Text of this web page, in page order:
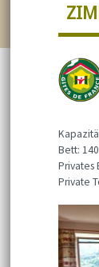
Bett:
Privates
Private